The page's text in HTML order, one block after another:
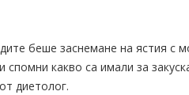
беше заснемане на ястия с
спомни какво са имали за
диетолог.